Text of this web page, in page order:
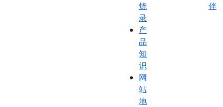
烧
录
产
品
知
识
网
站
地
伴